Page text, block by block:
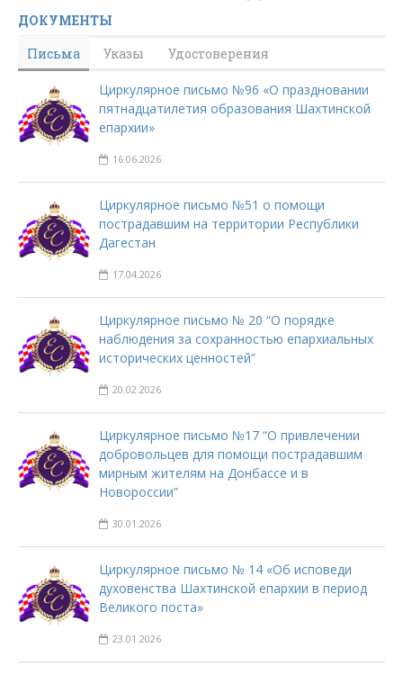
ДОКУМЕНТЫ
Письма
Указы Удостоверения
Циркулярное письмо №96 «О праздновании
пятнадцатилетия образования Шахтинской
епархии»
16.06.2026
Циркулярное письмо №51 о помощи
пострадавшим на территории Республики
Дагестан
17.04.2026
Циркулярное письмо № 20 “О порядке
наблюдения за сохранностью епархиальных
исторических ценностей”
20.02.2026
Циркулярное письмо №17 “О привлечении
добровольцев для помощи пострадавшим
мирным жителям на Донбассе и в
Новороссии”
30.01.2026
Циркулярное письмо № 14 «Об исповеди
духовенства Шахтинской епархии в период
Великого поста»
23.01.2026